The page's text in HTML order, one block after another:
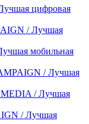
цифровая
/ Лучшая
мобильная
/ Лучшая
/ Лучшая
/ Лучшая